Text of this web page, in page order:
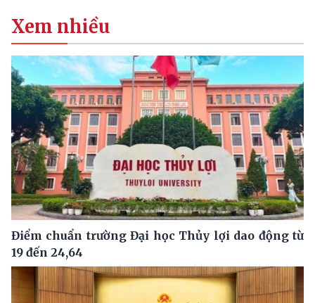
Xem nhiều
Điểm chuẩn trường Đại học Thủy lợi dao động từ
19 đến 24,64